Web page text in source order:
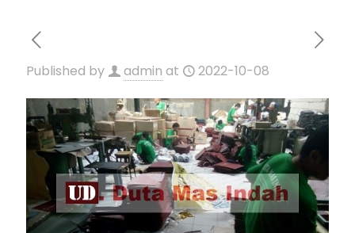
Published by admin at 2022-10-08